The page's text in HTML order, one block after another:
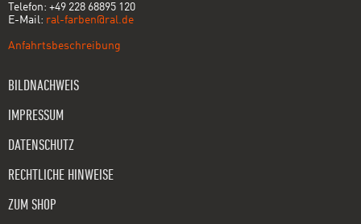
Telefon: +49 228 68895 120
E-Mail: ral-farben@ral.de
Anfahrtsbeschreibung
BILDNACHWEIS
IMPRESSUM
DATENSCHUTZ
RECHTLICHE HINWEISE
ZUM SHOP